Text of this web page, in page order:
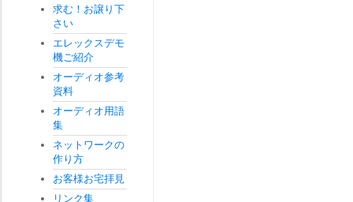
求む！お譲り下
さい
エレックスデモ
機ご紹介
オーディオ参考
資料
オーディオ用語
集
ネットワークの
作り方
お客様お宅拝見
リンク集